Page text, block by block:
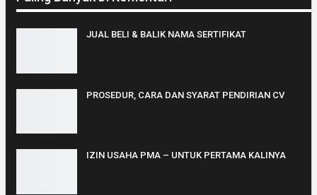
JUAL BELI & BALIK NAMA SERTIFIKAT
PROSEDUR, CARA DAN SYARAT PENDIRIAN CV
IZIN USAHA PMA – UNTUK PERTAMA KALINYA